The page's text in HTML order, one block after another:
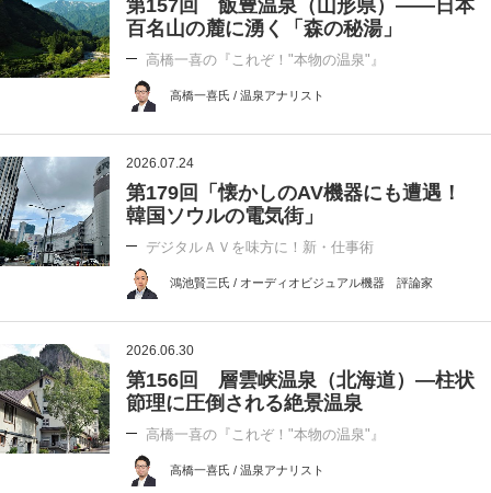
第157回 飯豊温泉（山形県）――日本
百名山の麓に湧く「森の秘湯」
高橋一喜の『これぞ！"本物の温泉"』
高橋一喜氏 / 温泉アナリスト
2026.07.24
第179回「懐かしのAV機器にも遭遇！
韓国ソウルの電気街」
デジタルＡＶを味方に！新・仕事術
鴻池賢三氏 / オーディオビジュアル機器 評論家
2026.06.30
第156回 層雲峡温泉（北海道）―柱状
節理に圧倒される絶景温泉
高橋一喜の『これぞ！"本物の温泉"』
高橋一喜氏 / 温泉アナリスト